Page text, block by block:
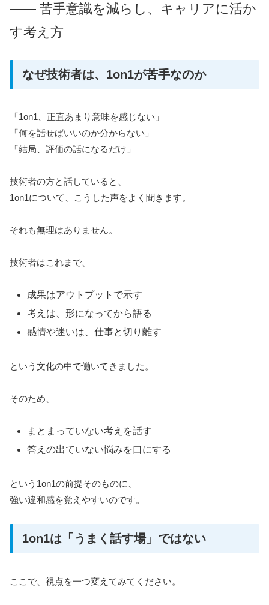
―― 苦手意識を減らし、キャリアに活か
す考え方
なぜ技術者は、1on1が苦手なのか
「1on1、正直あまり意味を感じない」
「何を話せばいいのか分からない」
「結局、評価の話になるだけ」
技術者の方と話していると、
1on1について、こうした声をよく聞きます。
それも無理はありません。
技術者はこれまで、
成果はアウトプットで示す
考えは、形になってから語る
感情や迷いは、仕事と切り離す
という文化の中で働いてきました。
そのため、
まとまっていない考えを話す
答えの出ていない悩みを口にする
という1on1の前提そのものに、
強い違和感を覚えやすいのです。
1on1は「うまく話す場」ではない
ここで、視点を一つ変えてみてください。